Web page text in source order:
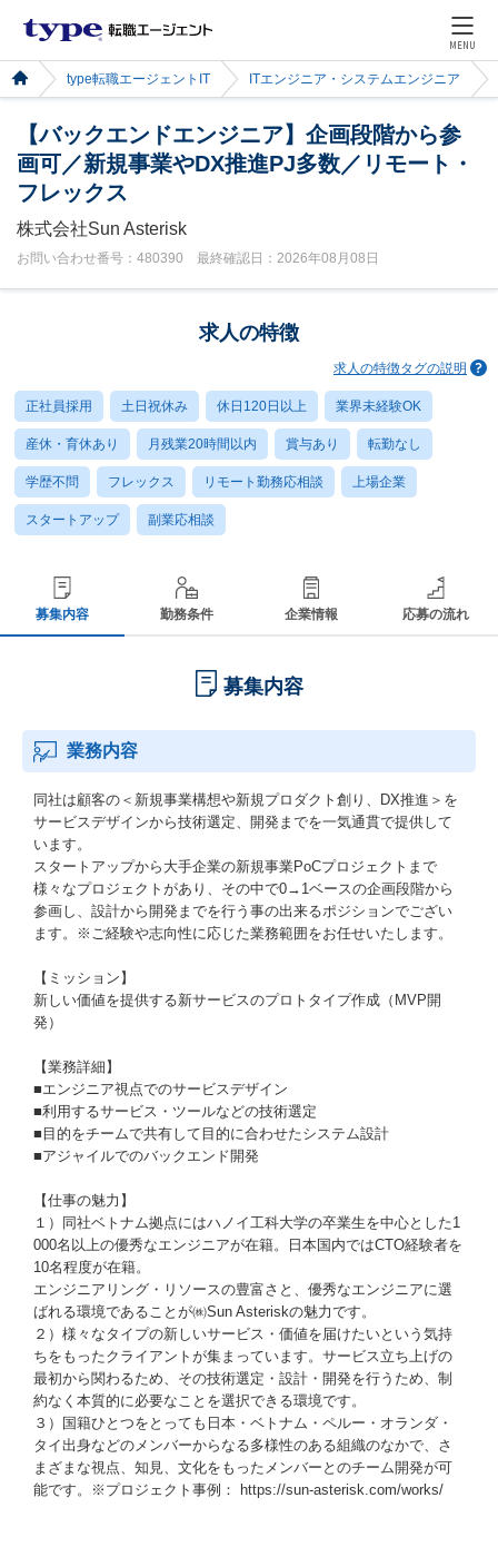
MENU
type転職エージェントIT ITエンジニア・システムエンジニア
【バックエンドエンジニア】企画段階から参
画可／新規事業やDX推進PJ多数／リモート・
フレックス
株式会社Sun Asterisk
お問い合わせ番号：480390 最終確認日：2026年08月08日
求人の特徴
求人の特徴タグの説明
正社員採用 土日祝休み 休日120日以上 業界未経験OK
産休・育休あり 月残業20時間以内 賞与あり 転勤なし
学歴不問 フレックス リモート勤務応相談 上場企業
スタートアップ 副業応相談
募集内容 勤務条件 企業情報 応募の流れ
募集内容
業務内容
同社は顧客の＜新規事業構想や新規プロダクト創り、DX推進＞を
サービスデザインから技術選定、開発までを一気通貫で提供して
います。
スタートアップから大手企業の新規事業PoCプロジェクトまで
様々なプロジェクトがあり、その中で0→1ベースの企画段階から
参画し、設計から開発までを行う事の出来るポジションでござい
ます。※ご経験や志向性に応じた業務範囲をお任せいたします。
【ミッション】
新しい価値を提供する新サービスのプロトタイプ作成（MVP開
発）
【業務詳細】
■エンジニア視点でのサービスデザイン
■利用するサービス・ツールなどの技術選定
■目的をチームで共有して目的に合わせたシステム設計
■アジャイルでのバックエンド開発
【仕事の魅力】
１）同社ベトナム拠点にはハノイ工科大学の卒業生を中心とした1
000名以上の優秀なエンジニアが在籍。日本国内ではCTO経験者を
10名程度が在籍。
エンジニアリング・リソースの豊富さと、優秀なエンジニアに選
ばれる環境であることが㈱Sun Asteriskの魅力です。
２）様々なタイプの新しいサービス・価値を届けたいという気持
ちをもったクライアントが集まっています。サービス立ち上げの
最初から関わるため、その技術選定・設計・開発を行うため、制
約なく本質的に必要なことを選択できる環境です。
３）国籍ひとつをとっても日本・ベトナム・ペルー・オランダ・
タイ出身などのメンバーからなる多様性のある組織のなかで、さ
まざまな視点、知見、文化をもったメンバーとのチーム開発が可
能です。※プロジェクト事例： https://sun-asterisk.com/works/